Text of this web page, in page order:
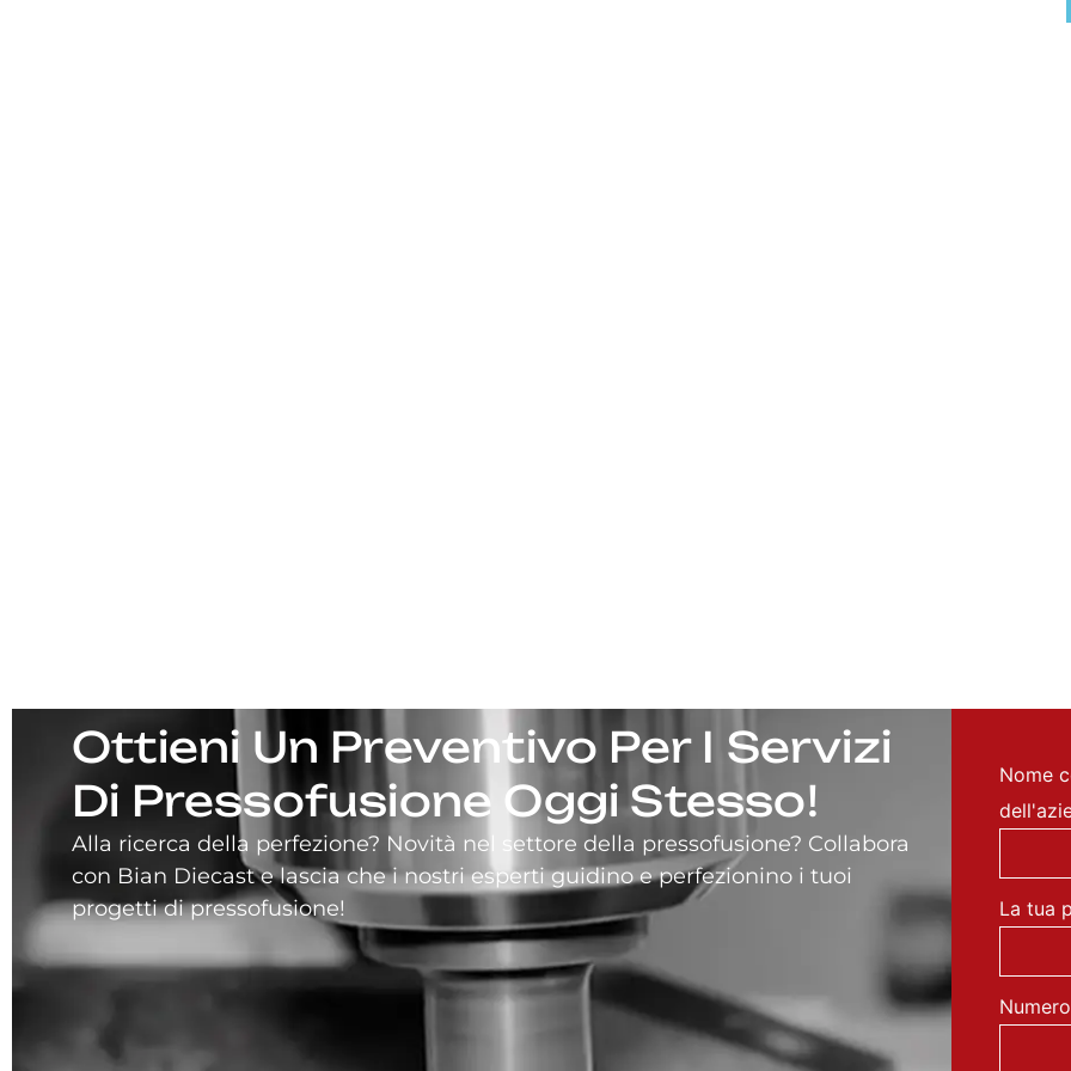
Ottieni Un Preventivo Per I Servizi
Di Pressofusione Oggi Stesso!
Alla ricerca della perfezione? Novità nel settore della pressofusione? Collabora
con Bian Diecast e lascia che i nostri esperti guidino e perfezionino i tuoi
progetti di pressofusione!
Nome
La tua